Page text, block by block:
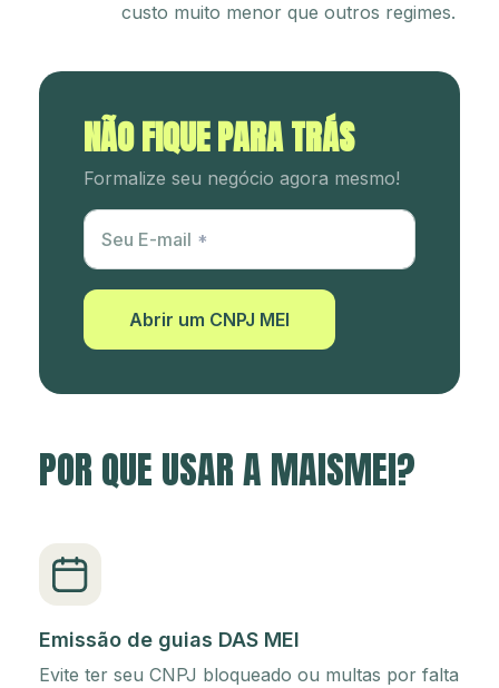
custo muito menor que outros regimes.
NÃO FIQUE PARA TRÁS
Formalize seu negócio agora mesmo!
Utm Content
Seu E-mail
Abrir um CNPJ MEI
POR QUE USAR A MAISMEI?
Emissão de guias DAS MEI
Evite ter seu CNPJ bloqueado ou multas por falta